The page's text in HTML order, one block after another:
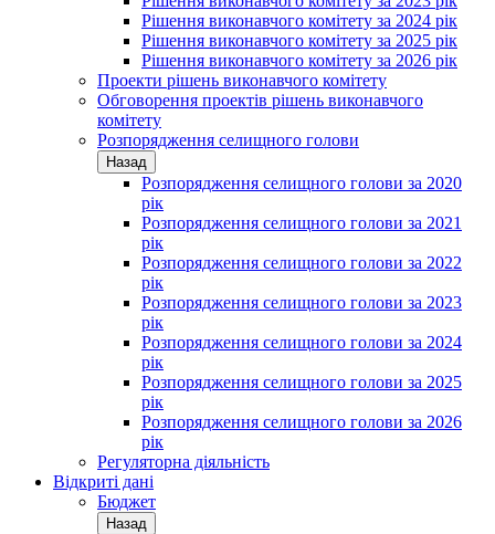
Рішення виконавчого комітету за 2024 рік
Рішення виконавчого комітету за 2025 рік
Рішення виконавчого комітету за 2026 рік
Проекти рішень виконавчого комітету
Обговорення проектів рішень виконавчого
комітету
Розпорядження селищного голови
Назад
Розпорядження селищного голови за 2020
рік
Розпорядження селищного голови за 2021
рік
Розпорядження селищного голови за 2022
рік
Розпорядження селищного голови за 2023
рік
Розпорядження селищного голови за 2024
рік
Розпорядження селищного голови за 2025
рік
Розпорядження селищного голови за 2026
рік
Регуляторна діяльність
Відкриті дані
Бюджет
Назад